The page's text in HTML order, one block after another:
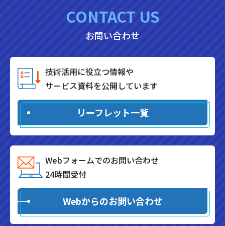
CONTACT US
お問い合わせ
技術活用に役立つ情報や
サービス資料を公開しています
リーフレット一覧
Webフォームでのお問い合わせ
24時間受付
Webからのお問い合わせ